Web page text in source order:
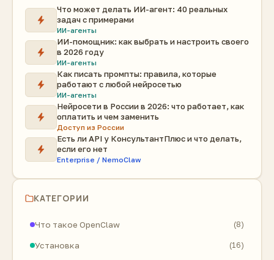
Что может делать ИИ-агент: 40 реальных
задач с примерами
ИИ-агенты
ИИ-помощник: как выбрать и настроить своего
в 2026 году
ИИ-агенты
Как писать промпты: правила, которые
работают с любой нейросетью
ИИ-агенты
Нейросети в России в 2026: что работает, как
оплатить и чем заменить
Доступ из России
Есть ли API у КонсультантПлюс и что делать,
если его нет
Enterprise / NemoClaw
КАТЕГОРИИ
Что такое OpenClaw (8)
Установка (16)